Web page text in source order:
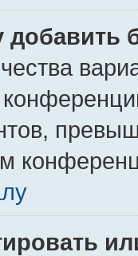
добавить